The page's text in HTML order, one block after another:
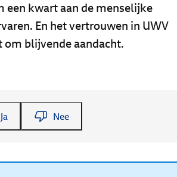
een kwart aan de menselijke
En het vertrouwen in UWV
blijvende aandacht.
Ja Nee